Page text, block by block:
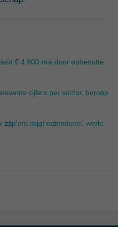
€ 4.800 mis door onbenutte
cijfers per sector, beroep
zzp'ers stijgt razendsnel; werkt